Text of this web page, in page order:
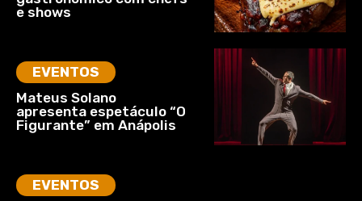
e shows
EVENTOS
Mateus Solano
apresenta espetáculo “O
Figurante” em Anápolis
EVENTOS